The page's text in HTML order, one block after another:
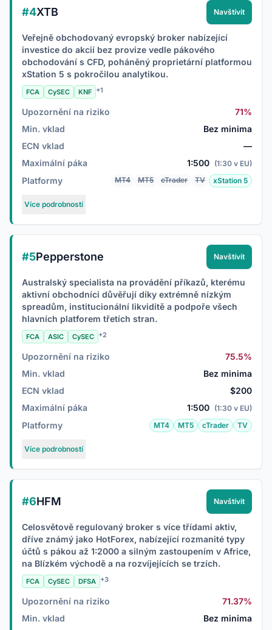
#4XTB Navštívit
Veřejně obchodovaný evropský broker nabízející
investice do akcií bez provize vedle pákového
obchodování s CFD, poháněný proprietární platformou
xStation 5 s pokročilou analytikou.
FCA CySEC KNF +1
Upozornění na riziko
71%
Min. vklad
Bez minima
ECN vklad
—
Maximální páka
1:500 (1:30 v EU)
Platformy MT4 MT5 cTrader TV xStation 5
Více podrobností
#5Pepperstone Navštívit
Australský specialista na provádění příkazů, kterému
aktivní obchodníci důvěřují díky extrémně nízkým
spreadům, institucionální likviditě a podpoře všech
hlavních platforem třetích stran.
FCA ASIC CySEC +2
Upozornění na riziko
75.5%
Min. vklad
Bez minima
ECN vklad
$200
Maximální páka
1:500 (1:30 v EU)
Platformy MT4 MT5 cTrader TV
Více podrobností
#6HFM Navštívit
Celosvětově regulovaný broker s více třídami aktiv,
dříve známý jako HotForex, nabízející rozmanité typy
účtů s pákou až 1:2000 a silným zastoupením v Africe,
na Blízkém východě a na rozvíjejících se trzích.
FCA CySEC DFSA +3
Upozornění na riziko
71.37%
Min. vklad
Bez minima